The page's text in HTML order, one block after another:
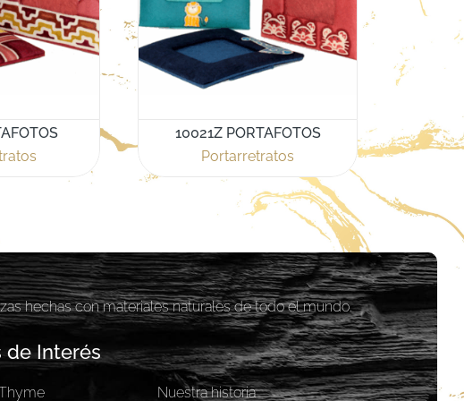
10021Z PORTAFOTOS
Portarretratos
hechas con materiales naturales de todo el mundo.
de Interés
Nuestra historia